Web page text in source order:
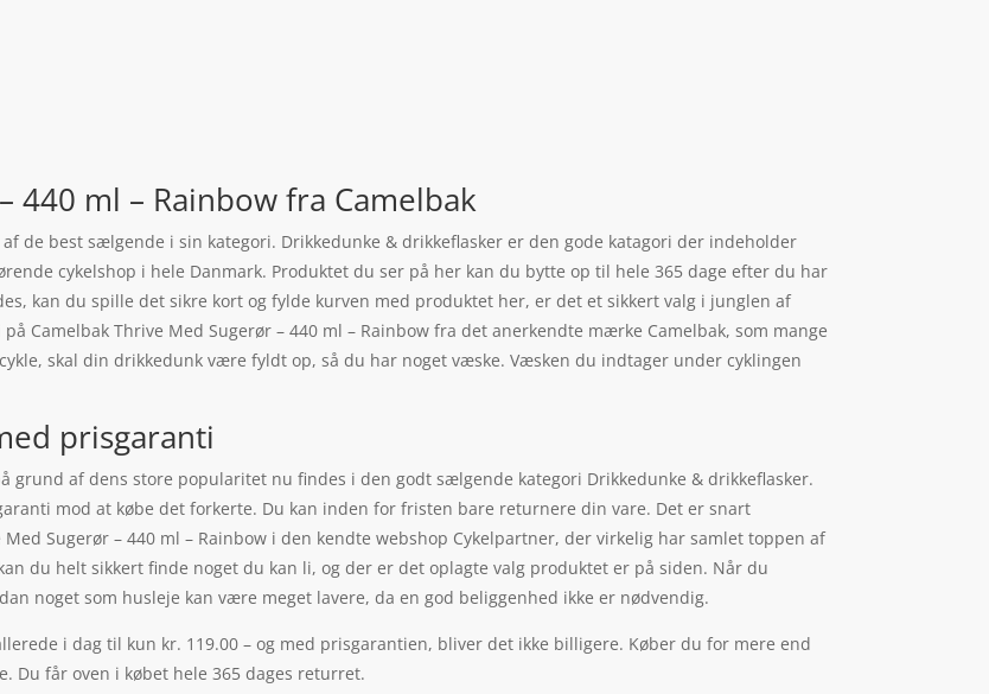
440 ml – Rainbow fra Camelbak
de best sælgende i sin kategori. Drikkedunke & drikkeflasker er den gode katagori der indeholder
cykelshop i hele Danmark. Produktet du ser på her kan du bytte op til hele 365 dage efter du har
kan du spille det sikre kort og fylde kurven med produktet her, er det et sikkert valg i junglen af
Camelbak Thrive Med Sugerør – 440 ml – Rainbow fra det anerkendte mærke Camelbak, som mange
skal din drikkedunk være fyldt op, så du har noget væske. Væsken du indtager under cyklingen
prisgaranti
grund af dens store popularitet nu findes i den godt sælgende kategori Drikkedunke & drikkeflasker.
mod at købe det forkerte. Du kan inden for fristen bare returnere din vare. Det er snart
Sugerør – 440 ml – Rainbow i den kendte webshop Cykelpartner, der virkelig har samlet toppen af
du helt sikkert finde noget du kan li, og der er det oplagte valg produktet er på siden. Når du
noget som husleje kan være meget lavere, da en god beliggenhed ikke er nødvendig.
i dag til kun kr. 119.00 – og med prisgarantien, bliver det ikke billigere. Køber du for mere end
Du får oven i købet hele 365 dages returret.